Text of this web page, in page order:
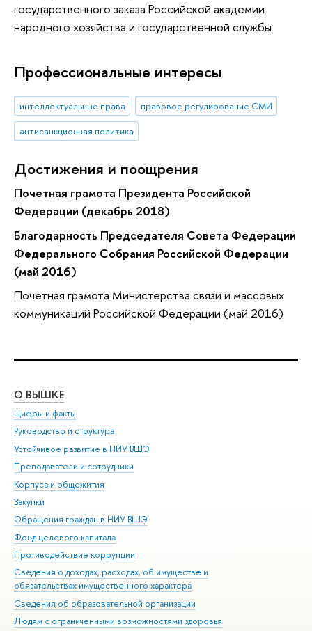
государственного заказа Российской академии
народного хозяйства и государственной службы
Профессиональные интересы
интеллектуальные права
правовое регулирование СМИ
антисанкционная политика
Достижения и поощрения
Почетная грамота Президента Российской
Федерации (декабрь 2018)
Благодарность Председателя Совета Федерации
Федерального Собрания Российской Федерации
(май 2016)
Почетная грамота Министерства связи и массовых
коммуникаций Российской Федерации (май 2016)
О ВЫШКЕ
Цифры и факты
Руководство и структура
Устойчивое развитие в НИУ ВШЭ
Преподаватели и сотрудники
Корпуса и общежития
Закупки
Обращения граждан в НИУ ВШЭ
Фонд целевого капитала
Противодействие коррупции
Сведения о доходах, расходах, об имуществе и
обязательствах имущественного характера
Сведения об образовательной организации
Людям с ограниченными возможностями здоровья